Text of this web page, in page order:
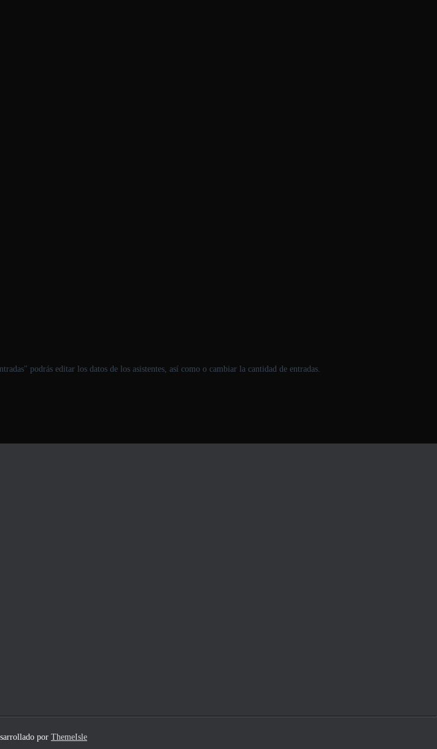
podrás editar los datos de los asistentes, así como o cambiar la cantidad de entradas.
por ThemeIsle